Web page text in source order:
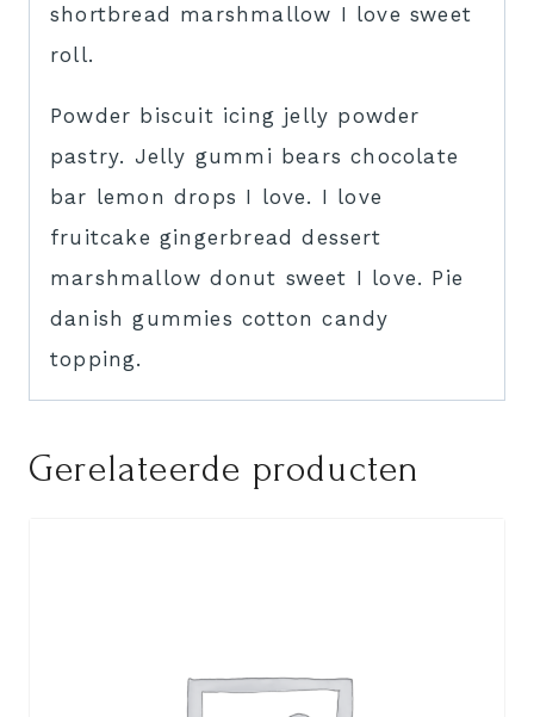
shortbread marshmallow I love sweet
roll.
Powder biscuit icing jelly powder
pastry. Jelly gummi bears chocolate
bar lemon drops I love. I love
fruitcake gingerbread dessert
marshmallow donut sweet I love. Pie
danish gummies cotton candy
topping.
Gerelateerde producten